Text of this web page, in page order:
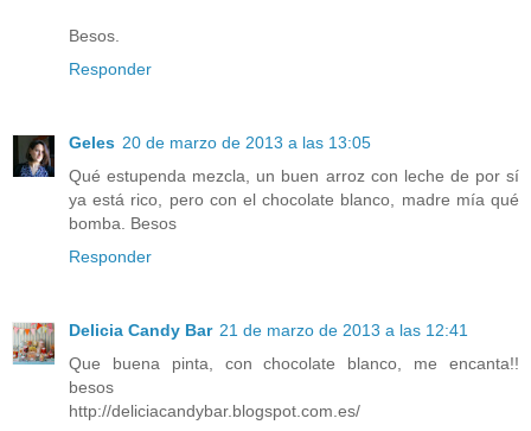
Besos.
Responder
Geles 20 de marzo de 2013 a las 13:05
Qué estupenda mezcla, un buen arroz con leche de por sí
ya está rico, pero con el chocolate blanco, madre mía qué
bomba. Besos
Responder
Delicia Candy Bar 21 de marzo de 2013 a las 12:41
Que buena pinta, con chocolate blanco, me encanta!!
besos
http://deliciacandybar.blogspot.com.es/